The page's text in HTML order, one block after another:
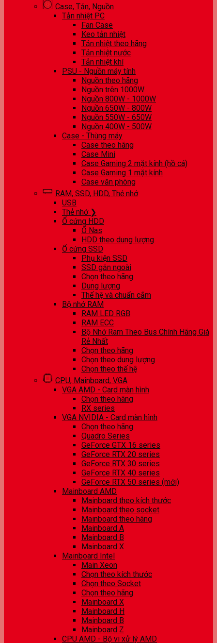
Case, Tản, Nguồn
Tản nhiệt PC
Fan Case
Keo tản nhiệt
Tản nhiệt theo hãng
Tản nhiệt nước
Tản nhiệt khí
PSU - Nguồn máy tính
Nguồn theo hãng
Nguồn trên 1000W
Nguồn 800W - 1000W
Nguồn 650W - 800W
Nguồn 550W - 650W
Nguồn 400W - 500W
Case - Thùng máy
Case theo hãng
Case Mini
Case Gaming 2 mặt kính (hồ cá)
Case Gaming 1 mặt kính
Case văn phòng
RAM, SSD, HDD, Thẻ nhớ
USB
Thẻ nhớ ❯
Ổ cứng HDD
Ổ Nas
HDD theo dung lượng
Ổ cứng SSD
Phụ kiện SSD
SSD gắn ngoài
Chọn theo hãng
Dung lượng
Thế hệ và chuẩn cắm
Bộ nhớ RAM
RAM LED RGB
RAM ECC
Bộ Nhớ Ram Theo Bus Chính Hãng Giá
Rẻ Nhất
Chọn theo hãng
Chọn theo dung lượng
Chọn theo thế hệ
CPU, Mainboard, VGA
VGA AMD - Card màn hình
Chọn theo hãng
RX series
VGA NVIDIA - Card màn hình
Chọn theo hãng
Quadro Series
GeForce GTX 16 series
GeForce RTX 20 series
GeForce RTX 30 series
GeForce RTX 40 series
GeForce RTX 50 series (mới)
Mainboard AMD
Mainboard theo kích thước
Mainboard theo socket
Mainboard theo hãng
Mainboard A
Mainboard B
Mainboard X
Mainboard Intel
Main Xeon
Chọn theo kích thước
Chọn theo Socket
Chọn theo hãng
Mainboard X
Mainboard H
Mainboard B
Mainboard Z
CPU AMD - Bộ vi xử lý AMD